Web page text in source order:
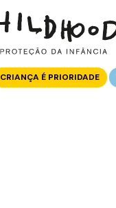
CRIANÇA É PRIORIDADE